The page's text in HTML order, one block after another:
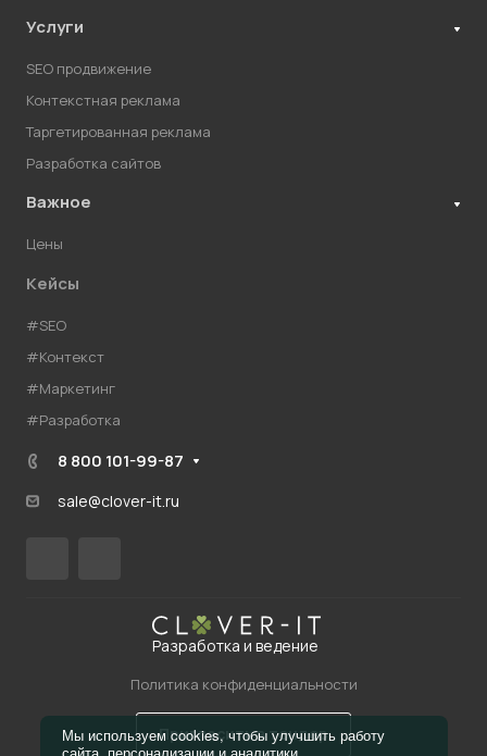
Услуги
SEO продвижение
Контекстная реклама
Таргетированная реклама
Разработка сайтов
Важное
Цены
Кейсы
#SEO
#Контекст
#Маркетинг
#Разработка
8 800 101-99-87
sale@clover-it.ru
Пригласить в тендер
Политика конфиденциальности
Разработка и ведение
Мы используем cookies, чтобы улучшить работу